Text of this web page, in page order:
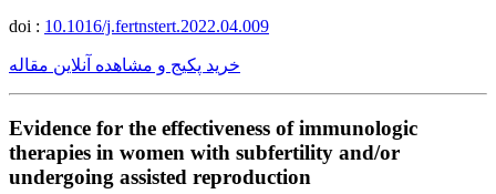
doi : 10.1016/j.fertnstert.2022.04.009
خرید پکیج و مشاهده آنلاین مقاله
Evidence for the effectiveness of immunologic
therapies in women with subfertility and/or
undergoing assisted reproduction